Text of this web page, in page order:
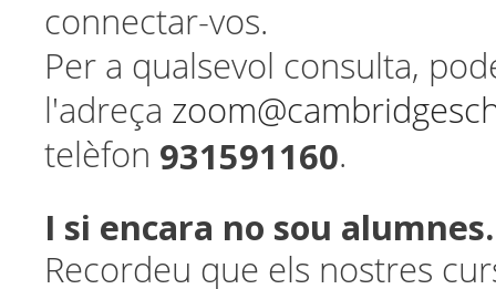
connectar-vos.
Per a qualsevol consulta,
l'adreça
telèfon 931591160.
I si encara no sou
Recordeu que els nostres